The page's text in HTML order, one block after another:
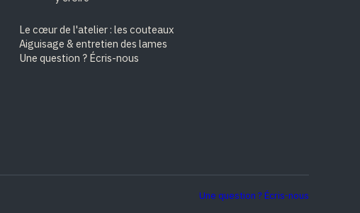
Le cœur de l'atelier : les couteaux
Aiguisage & entretien des lames
Une question ? Écris-nous
Une question ? Écris-nous